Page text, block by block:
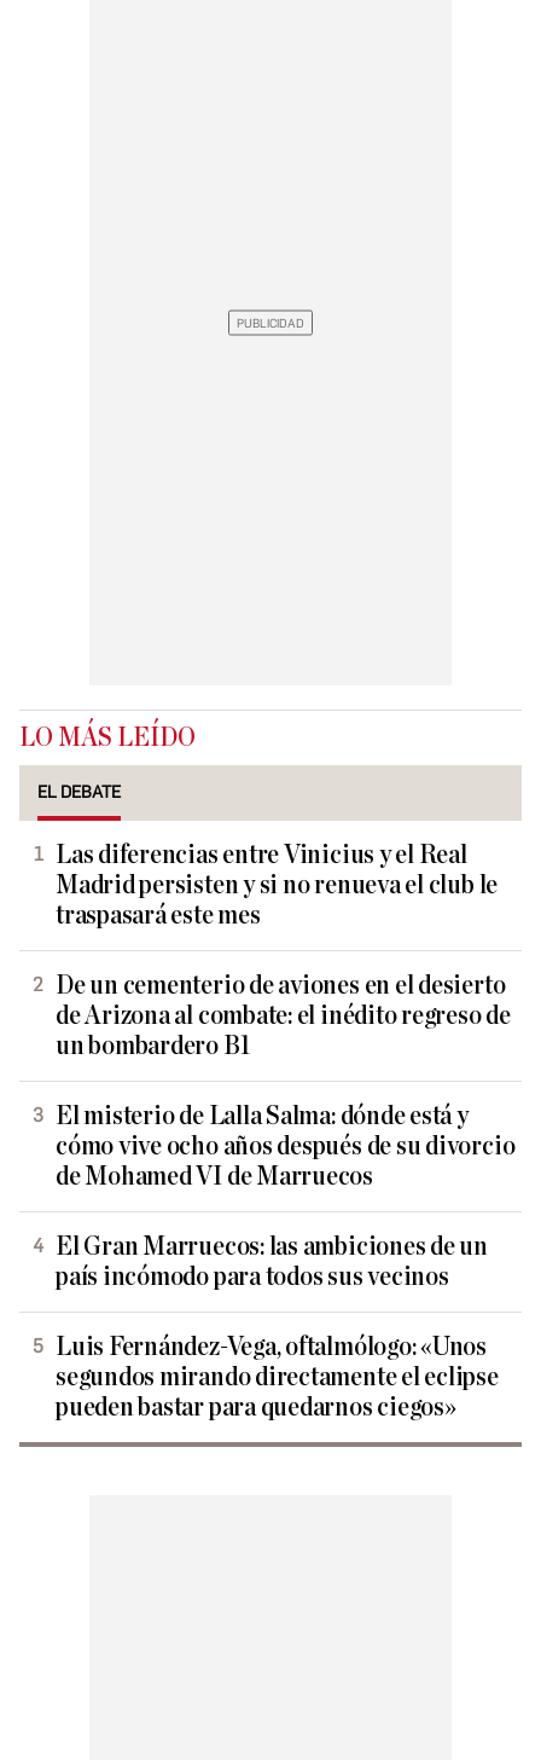
LO MÁS LEÍDO
EL DEBATE
Las diferencias entre Vinicius y el Real
Madrid persisten y si no renueva el club le
traspasará este mes
De un cementerio de aviones en el desierto
de Arizona al combate: el inédito regreso de
un bombardero B1
El misterio de Lalla Salma: dónde está y
cómo vive ocho años después de su divorcio
de Mohamed VI de Marruecos
El Gran Marruecos: las ambiciones de un
país incómodo para todos sus vecinos
Luis Fernández-Vega, oftalmólogo: «Unos
segundos mirando directamente el eclipse
pueden bastar para quedarnos ciegos»